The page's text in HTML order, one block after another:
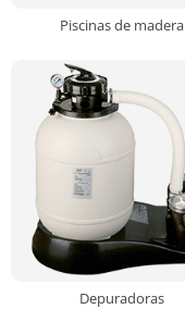
Piscinas de madera
Depuradoras